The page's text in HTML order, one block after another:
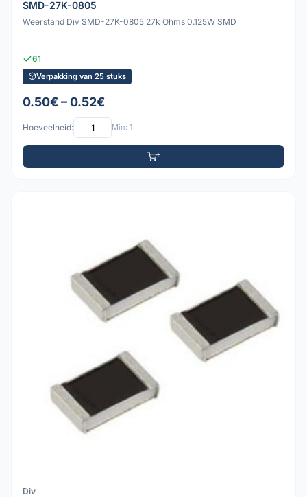
SMD-27K-0805
Weerstand Div SMD-27K-0805 27k Ohms 0.125W SMD
61
Verpakking van 25 stuks
0.50€ – 0.52€
Hoeveelheid: Min: 1
Div